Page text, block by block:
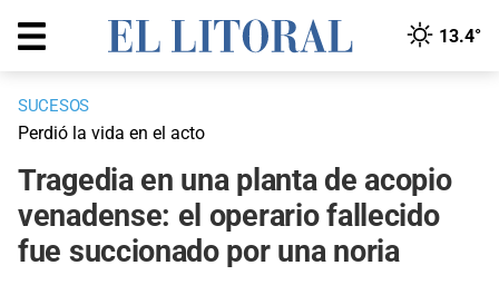
13.4°
SUCESOS
Perdió la vida en el acto
Tragedia en una planta de acopio
venadense: el operario fallecido
fue succionado por una noria